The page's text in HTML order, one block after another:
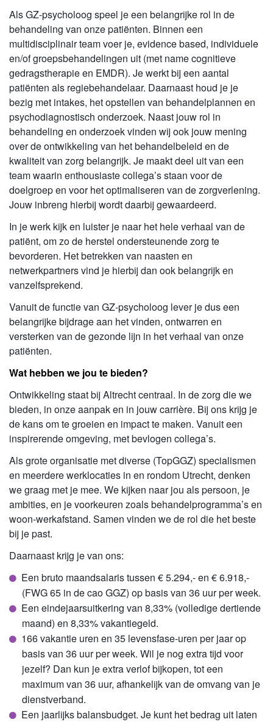
Als GZ-psycholoog speel je een belangrijke rol in de
behandeling van onze patiënten. Binnen een
multidisciplinair team voer je, evidence based, individuele
en/of groepsbehandelingen uit (met name cognitieve
gedragstherapie en EMDR). Je werkt bij een aantal
patiënten als regiebehandelaar. Daarnaast houd je je
bezig met intakes, het opstellen van behandelplannen en
psychodiagnostisch onderzoek. Naast jouw rol in
behandeling en onderzoek vinden wij ook jouw mening
over de ontwikkeling van het behandelbeleid en de
kwaliteit van zorg belangrijk. Je maakt deel uit van een
team waarin enthousiaste collega’s staan voor de
doelgroep en voor het optimaliseren van de zorgverlening.
Jouw inbreng hierbij wordt daarbij gewaardeerd.
In je werk kijk en luister je naar het hele verhaal van de
patiënt, om zo de herstel ondersteunende zorg te
bevorderen. Het betrekken van naasten en
netwerkpartners vind je hierbij dan ook belangrijk en
vanzelfsprekend.
Vanuit de functie van GZ-psycholoog lever je dus een
belangrijke bijdrage aan het vinden, ontwarren en
versterken van de gezonde lijn in het verhaal van onze
patiënten.
Wat hebben we jou te bieden?
Ontwikkeling staat bij Altrecht centraal. In de zorg die we
bieden, in onze aanpak en in jouw carrière. Bij ons krijg je
de kans om te groeien en impact te maken. Vanuit een
inspirerende omgeving, met bevlogen collega’s.
Als grote organisatie met diverse (TopGGZ) specialismen
en meerdere werklocaties in en rondom Utrecht, denken
we graag met je mee. We kijken naar jou als persoon, je
ambities, en je voorkeuren zoals behandelprogramma’s en
woon-werkafstand. Samen vinden we de rol die het beste
bij je past.
Daarnaast krijg je van ons:
Een bruto maandsalaris tussen € 5.294,- en € 6.918,-
(FWG 65 in de cao GGZ) op basis van 36 uur per week.
Een eindejaarsuitkering van 8,33% (volledige dertiende
maand) en 8,33% vakantiegeld.
166 vakantie uren en 35 levensfase-uren per jaar op
basis van 36 uur per week. Wil je nog extra tijd voor
jezelf? Dan kun je extra verlof bijkopen, tot een
maximum van 36 uur, afhankelijk van de omvang van je
dienstverband.
Een jaarlijks balansbudget. Je kunt het bedrag uit laten